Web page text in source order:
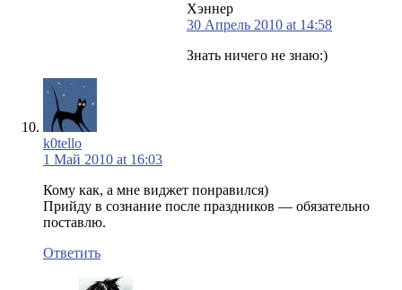
Хэннер
30 Апрель 2010 at 14:58
Знать ничего не знаю:)
k0tello
1 Май 2010 at 16:03
Кому как, а мне виджет понравился)
Прийду в сознание после праздников — обязательно
поставлю.
Ответить